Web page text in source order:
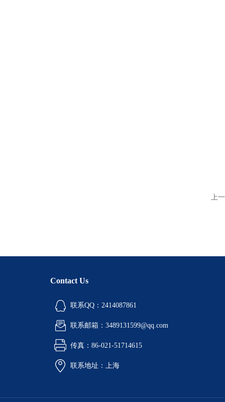
上
Contact Us
联系QQ：2414087861
联系邮箱：3489131599@qq.com
传真：86-021-51714615
联系地址：上海